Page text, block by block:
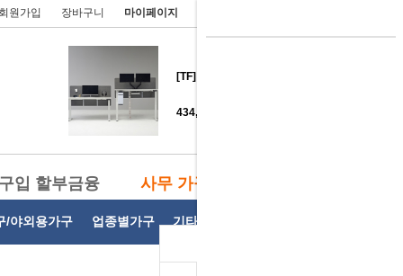
회원가입 장바구니 마이페이지
[TF] 모션데스크
434,000 원
다리
162,000 원
리)
입 할부금융 사무 가구 렌탈
/야외용가구 업종별가구 기타사무용가구